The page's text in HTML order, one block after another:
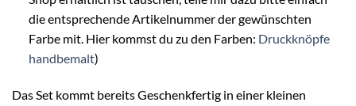
die entsprechende Artikelnummer der gewünschten
Farbe mit. Hier kommst du zu den Farben: Druckknöpfe
handbemalt)
Das Set kommt bereits Geschenkfertig in einer kleinen